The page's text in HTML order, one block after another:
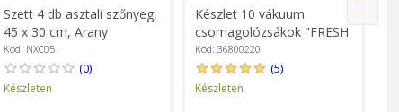
Szett 4 db asztali szőnyeg,
45 x 30 cm, Arany
Kód: NXC05
(0)
Készleten
Készlet 10 vákuum
csomagolózsákok "FRESH
& SAVE", 35 x 25 cm -
Zwilling
Kód: 36800220
(5)
Készleten